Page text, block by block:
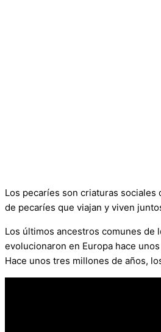
Los pecaríes son criaturas
de pecaríes que viajan y viven
Los últimos ancestros comunes de
evolucionaron en Europa hace
Hace unos tres millones de años,